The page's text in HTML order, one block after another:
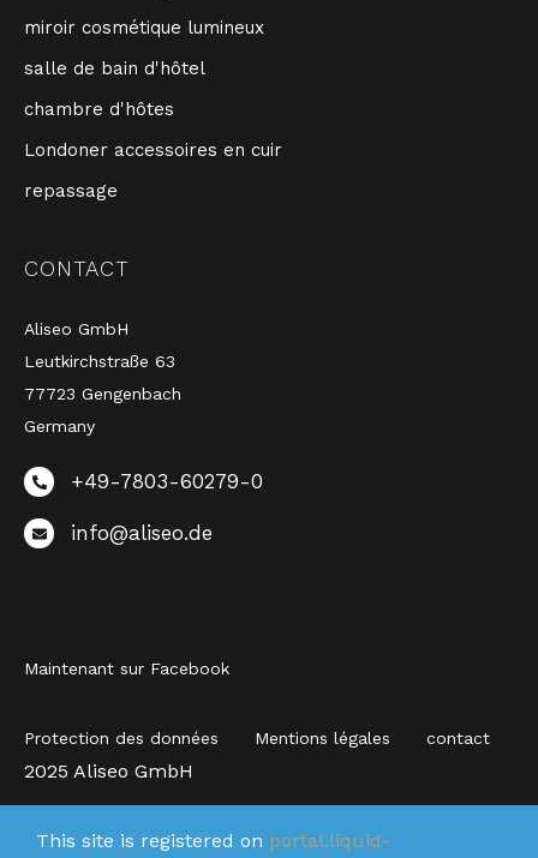
miroir cosmétique lumineux
salle de bain d'hôtel
chambre d'hôtes
Londoner accessoires en cuir
repassage
CONTACT
Aliseo GmbH
Leutkirchstraße 63
77723 Gengenbach
Germany
+49-7803-60279-0
info@aliseo.de
Maintenant sur Facebook
Protection des données Mentions légales contact
2025 Aliseo GmbH
This site is registered on portal.liquid-